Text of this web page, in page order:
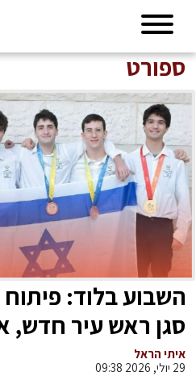
ספורט
השבוע בלוד: פיתוח
סגן ראש עיר חדש,
בטניס ואליפות
איתי הראל
29 יולי, 2026 09:38